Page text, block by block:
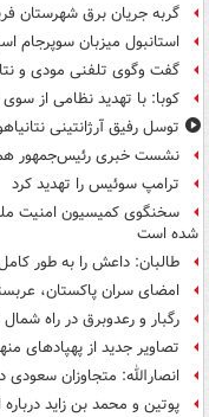
گربه جریان برق شهرستان
استانبول میزبان سوپرجام
گفت وگوی تلفنی مودی و
کوبا: با تهدید نظامی از
توسل رفیق آرژانتینی
نشست خبری رئیس‌جمهور
ترامپ سوئیس را تهدید کرد
سخنگوی کمیسیون امنیت
شده است
طالبان: داعش را به طور
امضای سران پاکستان،
رگبار و رعدوبرق در راه
تصاویر جدید از پهپادهای
انصارالله: متجاوزان سعودی
پوتین و محمد بن زاید